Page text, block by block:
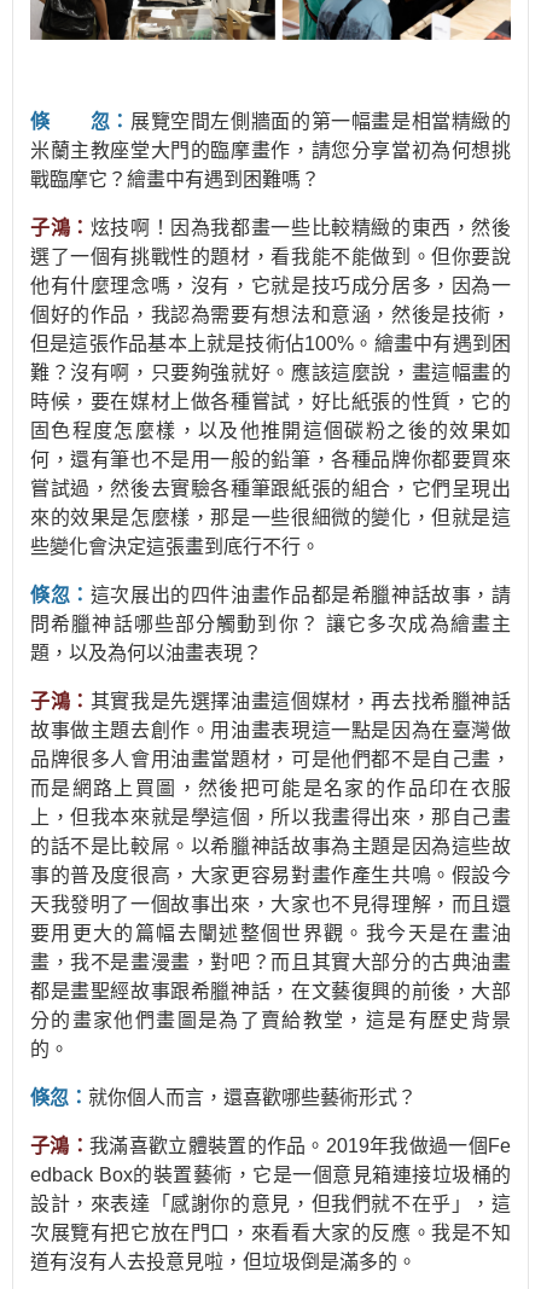
倏 忽： 展覽空間左側牆面的第一幅畫是相當精緻的
米蘭主教座堂大門的臨摩畫作，請您分享當初為何想挑
戰臨摩它？繪畫中有遇到困難嗎？
子鴻： 炫技啊！因為我都畫一些比較精緻的東西，然後
選了一個有挑戰性的題材，看我能不能做到。但你要說
他有什麼理念嗎，沒有，它就是技巧成分居多，因為一
個好的作品，我認為需要有想法和意涵，然後是技術，
但是這張作品基本上就是技術佔100%。繪畫中有遇到困
難？沒有啊，只要夠強就好。應該這麼說，畫這幅畫的
時候，要在媒材上做各種嘗試，好比紙張的性質，它的
固色程度怎麼樣，以及他推開這個碳粉之後的效果如
何，還有筆也不是用一般的鉛筆，各種品牌你都要買來
嘗試過，然後去實驗各種筆跟紙張的組合，它們呈現出
來的效果是怎麼樣，那是一些很細微的變化，但就是這
些變化會決定這張畫到底行不行。
倏忽： 這次展出的四件油畫作品都是希臘神話故事，請
問希臘神話哪些部分觸動到你？ 讓它多次成為繪畫主
題，以及為何以油畫表現？
子鴻： 其實我是先選擇油畫這個媒材，再去找希臘神話
故事做主題去創作。用油畫表現這一點是因為在臺灣做
品牌很多人會用油畫當題材，可是他們都不是自己畫，
而是網路上買圖，然後把可能是名家的作品印在衣服
上，但我本來就是學這個，所以我畫得出來，那自己畫
的話不是比較屌。以希臘神話故事為主題是因為這些故
事的普及度很高，大家更容易對畫作產生共鳴。假設今
天我發明了一個故事出來，大家也不見得理解，而且還
要用更大的篇幅去闡述整個世界觀。我今天是在畫油
畫，我不是畫漫畫，對吧？而且其實大部分的古典油畫
都是畫聖經故事跟希臘神話，在文藝復興的前後，大部
分的畫家他們畫圖是為了賣給教堂，這是有歷史背景
的。
倏忽： 就你個人而言，還喜歡哪些藝術形式？
子鴻： 我滿喜歡立體裝置的作品。2019年我做過一個Fe
edback Box的裝置藝術，它是一個意見箱連接垃圾桶的
設計，來表達「感謝你的意見，但我們就不在乎」，這
次展覽有把它放在門口，來看看大家的反應。我是不知
道有沒有人去投意見啦，但垃圾倒是滿多的。